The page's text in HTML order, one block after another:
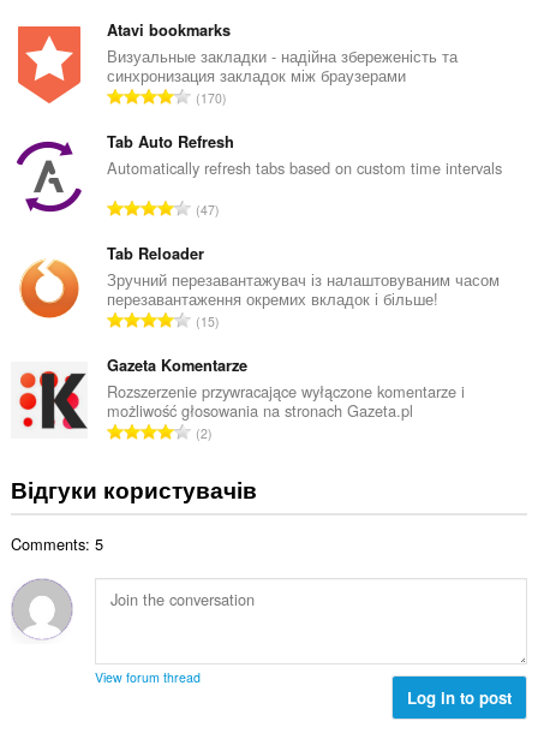
г
а
л
ь
а
к
і
л
ь
к
і
с
ь
о
ц
і
ю
в
і
в
Atavi bookmarks
Визуальные закладки - надійна збереженість та
синхронизация закладок між браузерами
З
г
а
ь
а
к
і
л
ь
к
і
с
ь
о
н
ю
ч
170
Tab Auto Refresh
Automatically refresh tabs based on custom time intervals
З
г
а
л
ь
а
к
і
л
к
і
ь
і
н
47
Tab Reloader
Зручний перезавантажувач із налаштовуваним часом
перезавантаження окремих вкладок і більше!
З
г
а
л
ь
а
к
ь
к
т
15
Gazeta Komentarze
Rozszerzenie przywracające wyłączone komentarze i
możliwość głosowania na stronach Gazeta.pl
З
а
н
а
л
2
Відгуки користувачів
Comments: 5
View forum thread
Log in to post